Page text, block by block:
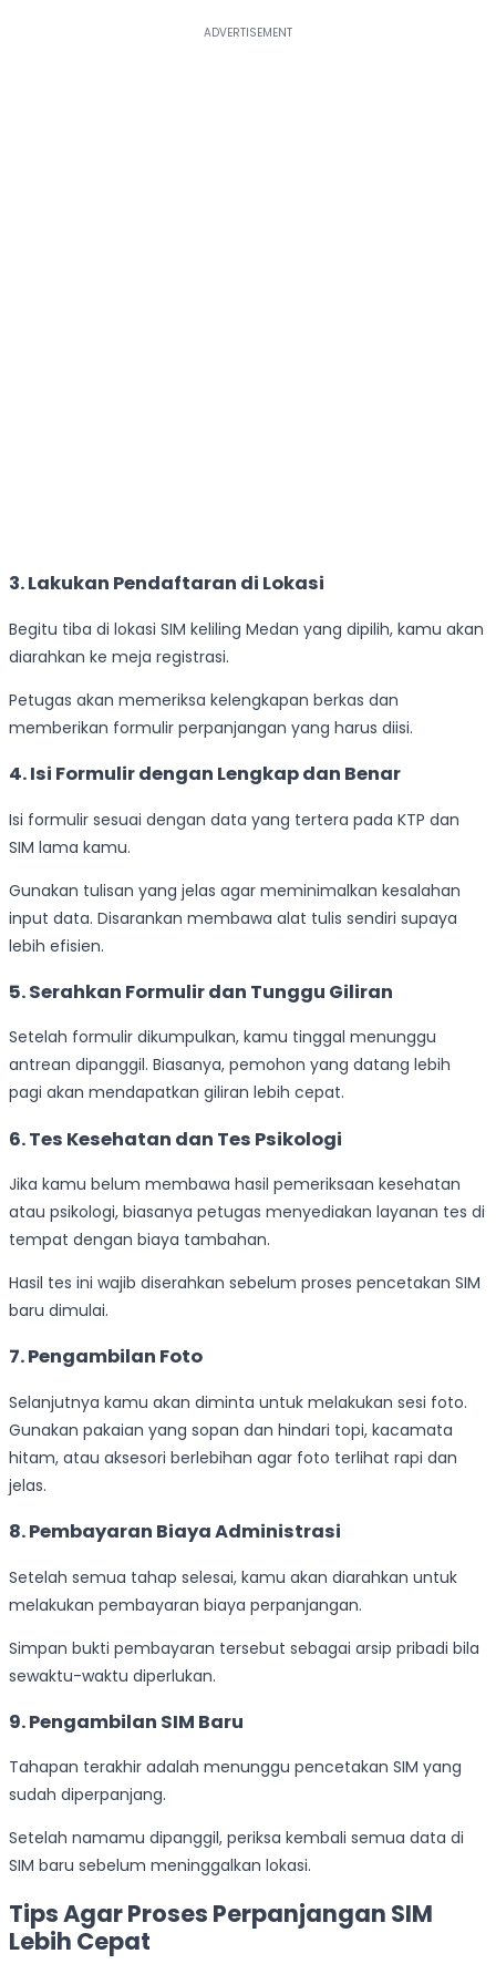
3. Lakukan Pendaftaran di Lokasi
Begitu tiba di lokasi SIM keliling Medan yang dipilih, kamu akan
diarahkan ke meja registrasi.
Petugas akan memeriksa kelengkapan berkas dan
memberikan formulir perpanjangan yang harus diisi.
4. Isi Formulir dengan Lengkap dan Benar
Isi formulir sesuai dengan data yang tertera pada KTP dan
SIM lama kamu.
Gunakan tulisan yang jelas agar meminimalkan kesalahan
input data. Disarankan membawa alat tulis sendiri supaya
lebih efisien.
5. Serahkan Formulir dan Tunggu Giliran
Setelah formulir dikumpulkan, kamu tinggal menunggu
antrean dipanggil. Biasanya, pemohon yang datang lebih
pagi akan mendapatkan giliran lebih cepat.
6. Tes Kesehatan dan Tes Psikologi
Jika kamu belum membawa hasil pemeriksaan kesehatan
atau psikologi, biasanya petugas menyediakan layanan tes di
tempat dengan biaya tambahan.
Hasil tes ini wajib diserahkan sebelum proses pencetakan SIM
baru dimulai.
7. Pengambilan Foto
Selanjutnya kamu akan diminta untuk melakukan sesi foto.
Gunakan pakaian yang sopan dan hindari topi, kacamata
hitam, atau aksesori berlebihan agar foto terlihat rapi dan
jelas.
8. Pembayaran Biaya Administrasi
Setelah semua tahap selesai, kamu akan diarahkan untuk
melakukan pembayaran biaya perpanjangan.
Simpan bukti pembayaran tersebut sebagai arsip pribadi bila
sewaktu-waktu diperlukan.
9. Pengambilan SIM Baru
Tahapan terakhir adalah menunggu pencetakan SIM yang
sudah diperpanjang.
Setelah namamu dipanggil, periksa kembali semua data di
SIM baru sebelum meninggalkan lokasi.
Tips Agar Proses Perpanjangan SIM
Lebih Cepat